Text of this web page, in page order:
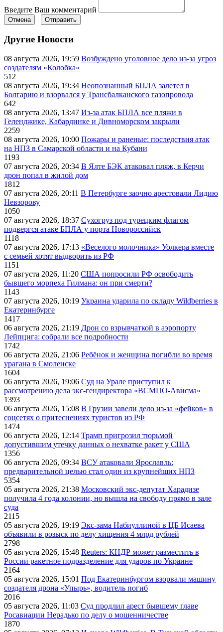
Введите Ваш комментарий
Отмена Отправить
Другие Новости
08 августа 2026, 19:59 Возбуждено уголовное дело из-за угроз
создателям «Колобка»
512
08 августа 2026, 19:34 Неопознанный БПЛА залетел в
Болгарию и взорвался у Трансбалканского газопровода
642
08 августа 2026, 13:47 Из-за атак БПЛА все пляжи в
Геленджике, Кабардинке и Дивноморском закрыли
2259
08 августа 2026, 10:00 Пожары и раненые: последствия атак
на НПЗ в Самарской области и на Кубани
1193
07 августа 2026, 20:34 В Ялте БЭК атаковал пляж, в Керчи
дрон попал в жилой дом
1812
07 августа 2026, 20:11 В Петербурге заочно арестовали Лидию
Невзорову
1050
07 августа 2026, 18:37 Сухогруз под турецким флагом
подвергся атаке БПЛА у порта Новороссийск
1118
07 августа 2026, 17:13 «Веселого молочника» Уолкера вместе
с семьей хотят выдворить из РФ
1151
07 августа 2026, 11:20 США попросили РФ освободить
бывшего морпеха Гилмана: он при смерти?
1143
07 августа 2026, 10:19 Украина ударила по складу Wildberries в
Екатеринбурге
1417
06 августа 2026, 21:19 Дрон со взрывчаткой в аэропорту
Лейпцига: собрали все подробности
1742
06 августа 2026, 21:06 Ребёнок и женщина погибли во время
урагана в Смоленске
1604
06 августа 2026, 19:06 Суд на Урале приступил к
рассмотрению дела экс-гендиректора «ВСМПО-Ависма»
1393
06 августа 2026, 15:08 В Грузии завели дело из-за «фейков» в
соцсетях о притеснениях туристов из РФ
1474
06 августа 2026, 12:14 Трамп пригрозил тюрьмой
допустившим утечку данных о нехватке ракет у США
1356
06 августа 2026, 09:34 ВСУ атаковали Ярославль:
предварительной целью стал один из крупнейших НПЗ
5354
05 августа 2026, 21:38 Московский экс-депутат Харадизе
получила 4 года колонии, но вышла на свободу прямо в зале
суда
2115
05 августа 2026, 19:19 Экс-зама Набиуллиной в ЦБ Исаева
объявили в розыск по делу хищения 4 млрд рублей
2798
05 августа 2026, 15:48 Reuters: КНДР может разместить в
России ракетное подразделение для ударов по Украине
2164
05 августа 2026, 15:01 Под Екатеринбургом взорвали машину
создателя дрона «Упырь», водитель погиб
2016
05 августа 2026, 11:03 Суд продлил арест бывшему главе
Росавиации Нерадько по делу о мошенничестве
1870